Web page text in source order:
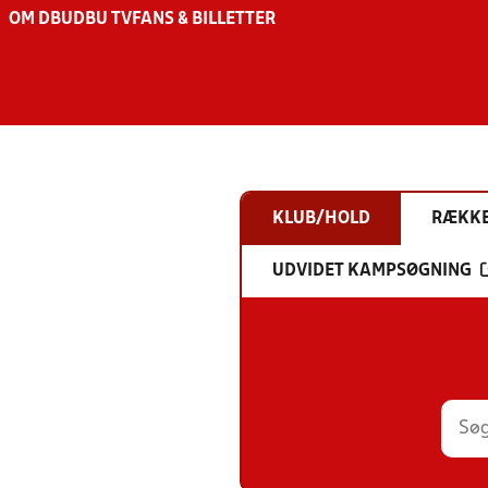
OM DBU DBU TV FANS & BILLETTER
KLUB/HOLD
UDVIDET KAMPSØGNING